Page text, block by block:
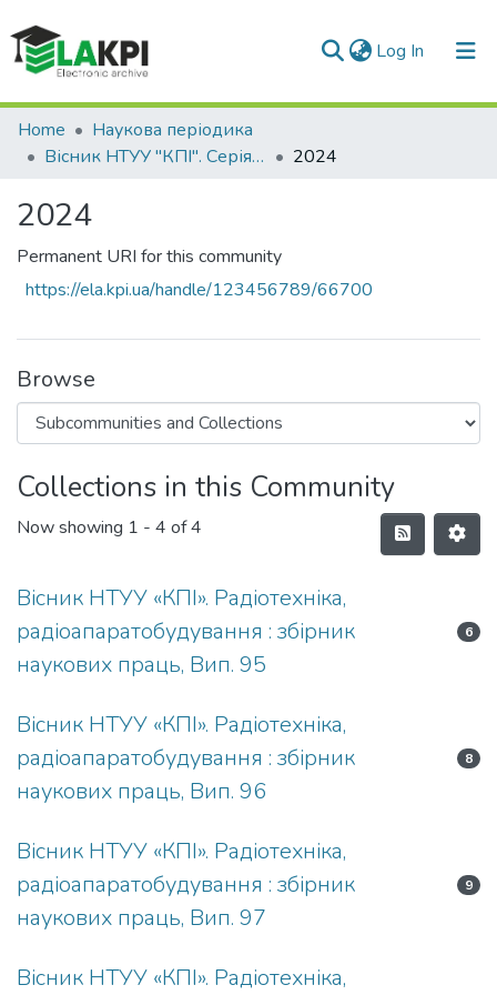
Log In (current)
Communities & Collections
All of DSpace
Statistics
Home
Наукова періодика
Вісник НТУУ "КПІ". Серія Радіотехніка, Радіоапаратобудування
2024
2024
Permanent URI for this community
https://ela.kpi.ua/handle/123456789/66700
Browse
Collections in this Community
Now showing 1 - 4 of 4
Вісник НТУУ «КПІ». Радіотехніка,
радіоапаратобудування : збірник
наукових праць, Вип. 95
6
Вісник НТУУ «КПІ». Радіотехніка,
радіоапаратобудування : збірник
наукових праць, Вип. 96
8
Вісник НТУУ «КПІ». Радіотехніка,
радіоапаратобудування : збірник
наукових праць, Вип. 97
9
Вісник НТУУ «КПІ». Радіотехніка,